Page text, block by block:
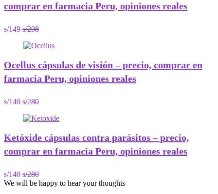
comprar en farmacia Peru, opiniones reales
s/149 s/298
Ocellus сápsulas de visión – precio, comprar en
farmacia Peru, opiniones reales
s/140 s/280
Ketóxide cápsulas contra parásitos – precio,
comprar en farmacia Peru, opiniones reales
s/140 s/280
We will be happy to hear your thoughts